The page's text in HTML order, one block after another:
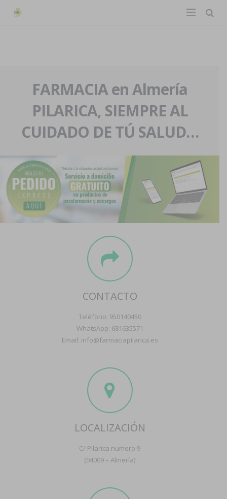
La farmacia
Nuestra historia
Nuestro equipo
Eventos
Servicios y reservas
Pedidos express
Blog
Contacto
Boletín
FARMACIA en Almería
PILARICA, SIEMPRE AL
CUIDADO DE TÚ SALUD…
CONTACTO
Teléfono: 950140450
WhatsApp: 681635571
Email: info@farmaciapilarica.es
LOCALIZACIÓN
C/ Pilarica numero 9
(04009 – Almería)